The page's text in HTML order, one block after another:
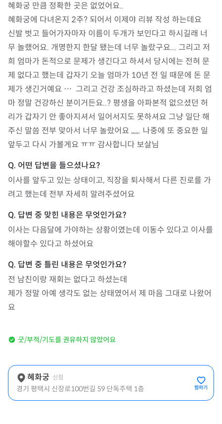
혜화궁 만큼 정확한 곳은 없었어요..
혜화궁에 다녀온지 2주? 되어서 이제야 리뷰 작성 하는데요
신발 벗고 들어가자마자 이름이 두개가 보인다고 하시길래 너
무 놀랬어요. 개명한지 한달 됐는데 너무 놀랐구요... 그리고 저
희 엄마가 돈적으로 문제가 생긴다고 하셔서 당시에는 전혀 문
제 없다고 했는데 갑자기 오늘 엄마가 10년 전 일 때문에 돈 문
제가 생긴거예요 ⋯  그리고 건강 조심하라고 하셨는데 저희 엄
마 정말 건강하신 분이거든요..? 평생을 아파본적 없으셨던 허
리가 갑자기 안 좋아지셔서 일어서지도 못하셔요 그냥 일단 해
주신 말씀 전부 맞아서 너무 놀랐어요 ,,,,,. 나중에 또 중요한 일
앞두고 다시 가볼게요 ㅠㅠ 감사합니다 보살님
이사를 앞두고 있는 상태이고, 직장을 퇴사해서 다른 진로를 가
려고 했는데 전부 자세히 알려주셨어요
이사는 다음달에 가야하는 상황이였는데 이동수 있다고 이사를
해야할수 있다고 하셨어요
전 남친이랑 재회는 없다고 하셨는데
제가 정말 아예 생각도 없는 상태였어서 제 마음 그대로 나왔어
요
굿/부적/기도를 권유하지 않았어요
혜화궁 신점
경기 평택시 신장로100번길 59 단독주택 1층 찜하기